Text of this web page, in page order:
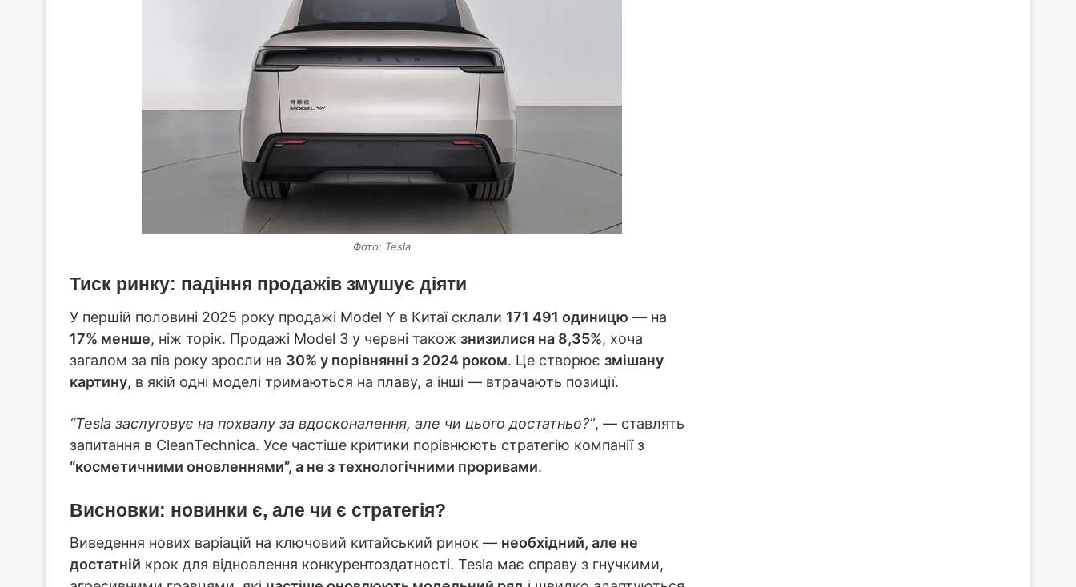
Фото: Tesla
Тиск ринку: падіння продажів змушує діяти
У першій половині 2025 року продажі Model Y в Китаї склали 171 491 одиницю — на
17% менше, ніж торік. Продажі Model 3 у червні також знизилися на 8,35%, хоча
загалом за пів року зросли на 30% у порівнянні з 2024 роком. Це створює змішану
картину, в якій одні моделі тримаються на плаву, а інші — втрачають позиції.
“Tesla заслуговує на похвалу за вдосконалення, але чи цього достатньо?”, — ставлять
запитання в CleanTechnica. Усе частіше критики порівнюють стратегію компанії з
“косметичними оновленнями”, а не з технологічними проривами.
Висновки: новинки є, але чи є стратегія?
Виведення нових варіацій на ключовий китайський ринок — необхідний, але не
достатній крок для відновлення конкурентоздатності. Tesla має справу з гнучкими,